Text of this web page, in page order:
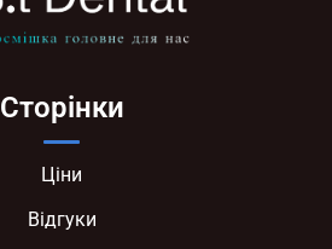
Сторінки
Ціни
Відгуки